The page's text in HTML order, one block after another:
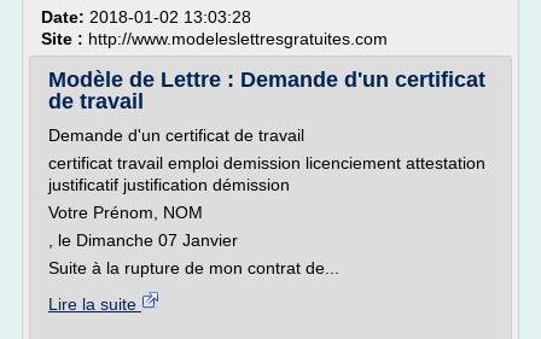
Date: 2018-01-02 13:03:28
Site : http://www.modeleslettresgratuites.com
Modèle de Lettre : Demande d'un certificat
de travail
Demande d'un certificat de travail
certificat travail emploi demission licenciement attestation
justificatif justification démission
Votre Prénom, NOM
, le Dimanche 07 Janvier
Suite à la rupture de mon contrat de...
Lire la suite